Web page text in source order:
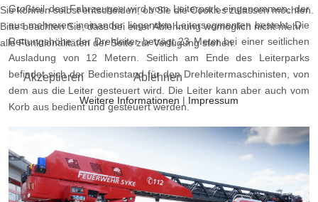
Großteil des Fahrzeuges wird vom Leiterpark eingenommen, der
aus mehreren ineinander liegenden Leitersegmenten besteht. Die
Rettungshöhe der Drehleiter beträgt 23 Meter bei einer seitlichen
Ausladung von 12 Metern. Seitlich am Ende des Leiterparks
befindet sich der Bedienstand für den Drehleitermaschinisten, von
dem aus die Leiter gesteuert wird. Die Leiter kann aber auch vom
Korb aus bedient und gesteuert werden.
Sie können selbst entscheiden, ob Sie die Cookies zulassen möchten.
Bitte beachten Sie, dass bei einer Ablehnung womöglich nicht mehr
alle Funktionalitäten der Seite zur Verfügung stehen.
Akzeptieren Ablehnen
Weitere Informationen | Impressum